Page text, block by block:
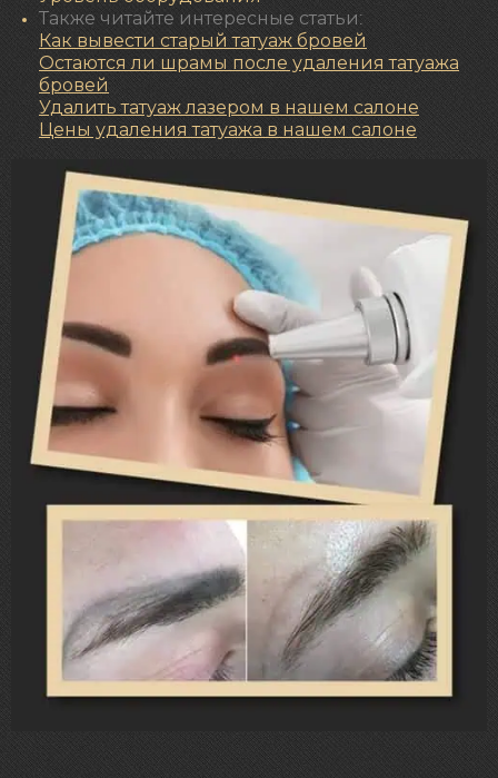
Также читайте интересные статьи:
Как вывести старый татуаж бровей
Остаются ли шрамы после удаления татуажа
бровей
Удалить татуаж лазером в нашем салоне
Цены удаления татуажа в нашем салоне